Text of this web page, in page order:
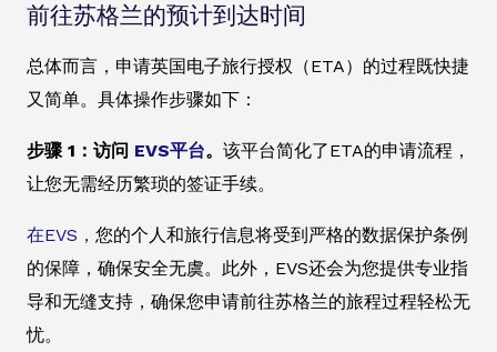
前往苏格兰的预计到达时间
总体而言，申请英国电子旅行授权（ETA）的过程既快捷
又简单。具体操作步骤如下：
步骤 1：访问 EVS平台。 该平台简化了ETA的申请流程，
让您无需经历繁琐的签证手续。
在EVS， 您的个人和旅行信息将受到严格的数据保护条例
的保障，确保安全无虞。此外，EVS还会为您提供专业指
导和无缝支持，确保您申请前往苏格兰的旅程过程轻松无
忧。